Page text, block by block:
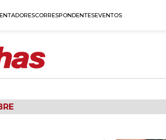
CORRESPONDENTESEVENTOS